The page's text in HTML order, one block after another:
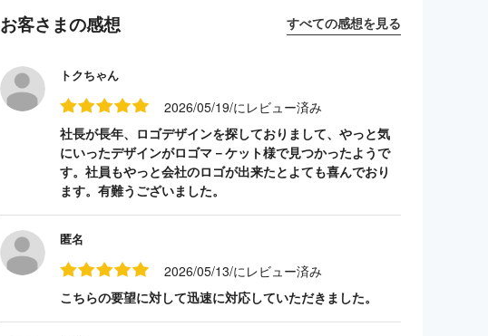
お客さまの感想 すべての感想を見る
トクちゃん
2026/05/19/にレビュー済み
社長が長年、ロゴデザインを探しておりまして、やっと気
にいったデザインがロゴマ－ケット様で見つかったようで
す。社員もやっと会社のロゴが出来たとよても喜んでおり
ます。有難うございました。
匿名
2026/05/13/にレビュー済み
こちらの要望に対して迅速に対応していただきました。